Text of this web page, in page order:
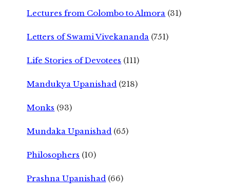
Lectures from Colombo to Almora (31)
Letters of Swami Vivekananda (751)
Life Stories of Devotees (111)
Mandukya Upanishad (218)
Monks (93)
Mundaka Upanishad (65)
Philosophers (10)
Prashna Upanishad (66)